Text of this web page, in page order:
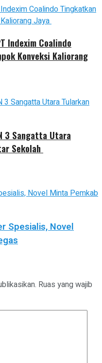
Indexim Coalindo
Konveksi Kaliorang
3 Sangatta Utara
Sekolah
Spesialis, Novel
Ruas yang wajib